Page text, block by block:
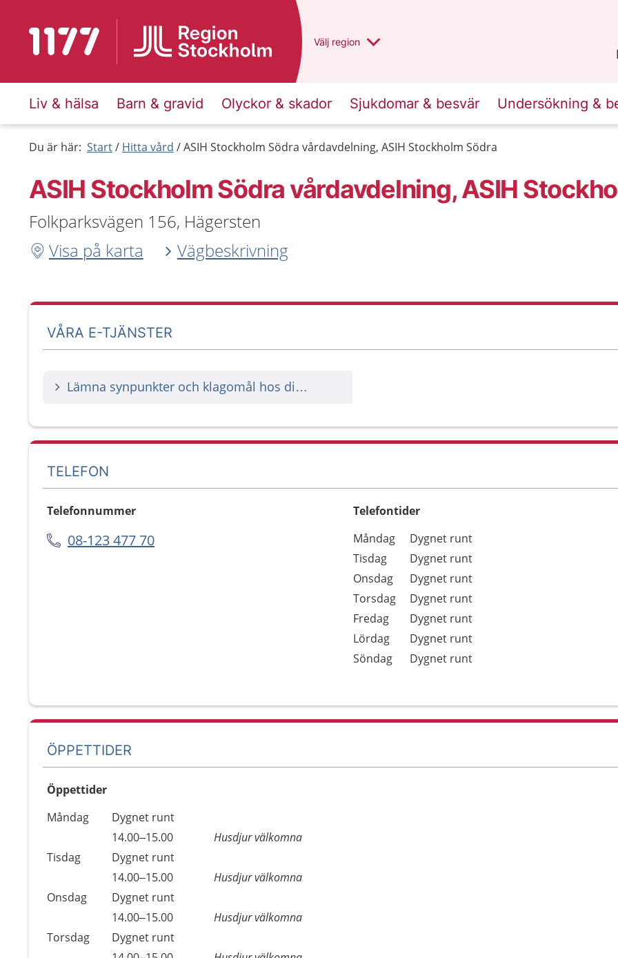
Till startsidan för 1177 Du har valt region
Välj en annan
region
Liv & hälsa Barn & gravid Olyckor & skador Sjukdomar & besvär Undersökning &
Du är här: Start Hitta vård ASIH Stockholm Södra vårdavdelning, ASIH Stockholm Södra
ASIH Stockholm Södra vårdavdelning, ASIH
Folkparksvägen 156, Hägersten
Visa på karta
Vägbeskrivning
VÅRA E-TJÄNSTER
Lämna synpunkter och klagomål hos din vårdgivare
TELEFON
Telefonnummer
08-123 477 70
Telefontider
Dag
Öppettider
Kommentarer
Måndag
Dygnet runt
Tisdag
Dygnet runt
Onsdag
Dygnet runt
Torsdag
Dygnet runt
Fredag
Dygnet runt
Lördag
Dygnet runt
Söndag
Dygnet runt
ÖPPETTIDER
Öppettider
Dag
Öppettider
Kommentarer
Måndag
Dygnet runt
14.00–15.00
Husdjur välkomna
Tisdag
Dygnet runt
14.00–15.00
Husdjur välkomna
Onsdag
Dygnet runt
14.00–15.00
Husdjur välkomna
Torsdag
Dygnet runt